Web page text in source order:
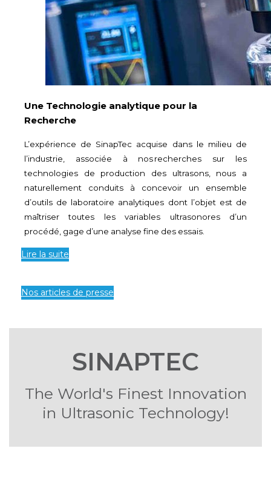
Une Technologie analytique pour la
Recherche
L’expérience de SinapTec acquise dans le milieu de
l’industrie, associée à nosrecherches sur les
technologies de production des ultrasons, nous a
naturellement conduits à concevoir un ensemble
d’outils de laboratoire analytiques dont l’objet est de
maîtriser toutes les variables ultrasonores d’un
procédé, gage d’une analyse fine des essais.
Lire la suite
Nos articles de presse
SINAPTEC
The World's Finest Innovation
in Ultrasonic Technology!